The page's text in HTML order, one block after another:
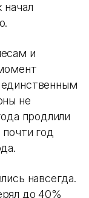
начал
и
не
продлили
год
навсегда.
до 40%